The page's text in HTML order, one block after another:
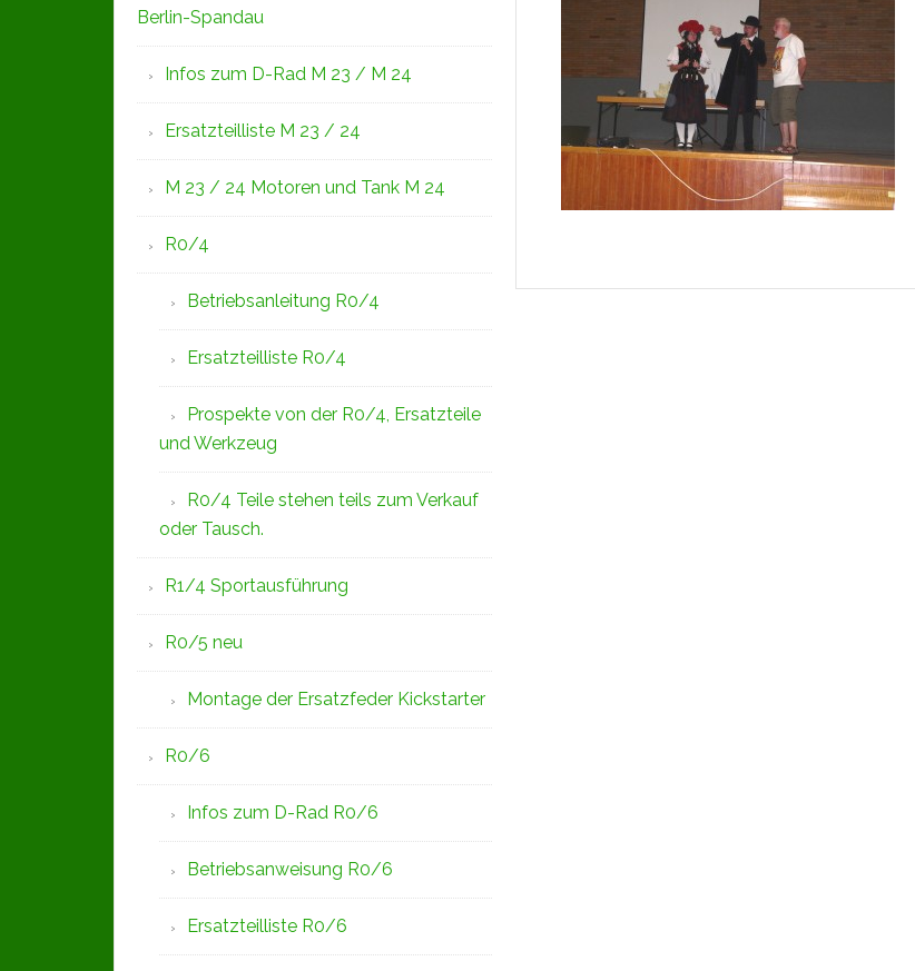
Berlin-Spandau
Infos zum D-Rad M 23 / M 24
Ersatzteilliste M 23 / 24
M 23 / 24 Motoren und Tank M 24
R0/4
Betriebsanleitung R0/4
Ersatzteilliste R0/4
Prospekte von der R0/4, Ersatzteile
und Werkzeug
R0/4 Teile stehen teils zum Verkauf
oder Tausch.
R1/4 Sportausführung
R0/5 neu
Montage der Ersatzfeder Kickstarter
R0/6
Infos zum D-Rad R0/6
Betriebsanweisung R0/6
Ersatzteilliste R0/6